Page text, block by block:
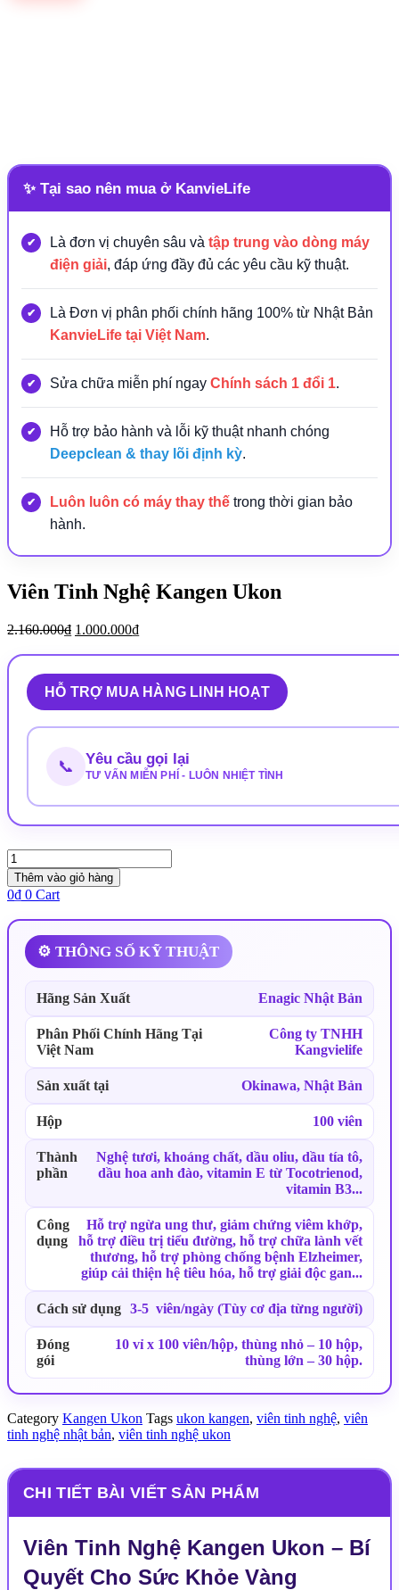
✨ Tại sao nên mua ở KanvieLife
Là đơn vị chuyên sâu và tập trung vào dòng máy
điện giải, đáp ứng đầy đủ các yêu cầu kỹ thuật.
Là Đơn vị phân phối chính hãng 100% từ Nhật Bản
KanvieLife tại Việt Nam.
Sửa chữa miễn phí ngay Chính sách 1 đổi 1.
Hỗ trợ bảo hành và lỗi kỹ thuật nhanh chóng
Deepclean & thay lõi định kỳ.
Luôn luôn có máy thay thế trong thời gian bảo
hành.
Viên Tinh Nghệ Kangen Ukon
2.160.000₫ Giá
là:
2.160.000₫.
1.000.000₫Giá
tại
là:
1.000.000₫.
HỖ TRỢ MUA HÀNG LINH HOẠT
📞 Yêu cầu gọi lại
TƯ VẤN MIỄN PHÍ - LUÔN NHIỆT TÌNH
Viên
Tinh
Nghệ
Kangen
Ukon
lượng
Thêm vào giỏ hàng
0₫ 0 Cart
⚙️ THÔNG SỐ KỸ THUẬT
Hãng Sản Xuất Enagic Nhật Bản
Phân Phối Chính Hãng Tại
Việt Nam
Công ty TNHH
Kangvielife
Sản xuất tại Okinawa, Nhật Bản
Hộp 100 viên
Thành
phần
Nghệ tươi, khoáng chất, dầu oliu, dầu tía tô,
dầu hoa anh đào, vitamin E từ Tocotrienod,
vitamin B3...
Công
dụng
Hỗ trợ ngừa ung thư, giảm chứng viêm khớp,
hỗ trợ điều trị tiểu đường, hỗ trợ chữa lành vết
thương, hỗ trợ phòng chống bệnh Elzheimer,
giúp cải thiện hệ tiêu hóa, hỗ trợ giải độc gan...
Cách sử dụng 3-5 viên/ngày (Tùy cơ địa từng người)
Đóng
gói
10 vỉ x 100 viên/hộp, thùng nhỏ – 10 hộp,
thùng lớn – 30 hộp.
Category Kangen Ukon Tags ukon kangen, viên tinh nghệ, viên
tinh nghệ nhật bản, viên tinh nghệ ukon
CHI TIẾT BÀI VIẾT SẢN PHẨM
Viên Tinh Nghệ Kangen Ukon – Bí
Quyết Cho Sức Khỏe Vàng